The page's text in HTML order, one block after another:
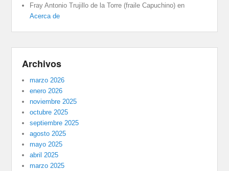
Fray Antonio Trujillo de la Torre (fraile Capuchino) en
Acerca de
Archivos
marzo 2026
enero 2026
noviembre 2025
octubre 2025
septiembre 2025
agosto 2025
mayo 2025
abril 2025
marzo 2025